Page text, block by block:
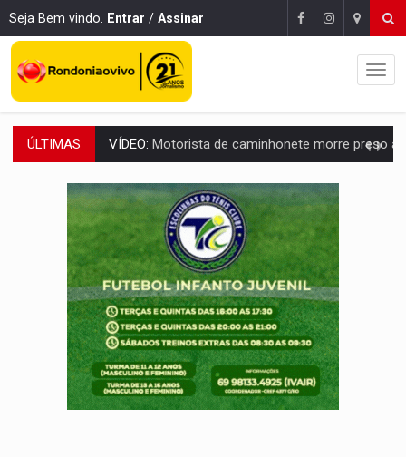
Seja Bem vindo. Entrar / Assinar
ÚLTIMAS LAZER:Seis lugares gratuitos para aproveitar o fim de semana
VÍDEO:FTICCO e Força Tática prendem membro do CV com arma e drogas
INCLUSÃO:Prefeitura fortalece parceria com a APAE para ampliar ações
DEFESA:Exército testa inovações no combate a drones durante
TEMAS SOCIOAMBIENTAIS:Em Itapuã do Oeste, CINEMAZÔNIA leva cinema
PREVISÃO:Interior de Rondônia terá sábado (8) de calor intenso
INFRAESTRUTURA:Após quase 30 anos de espera, asfalto chega ao
A ILHA:Coreografia de Rondônia estreia na programação do Festival de